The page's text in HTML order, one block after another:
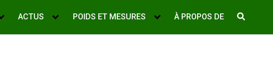
ACTUS POIDS ET MESURES À PROPOS DE